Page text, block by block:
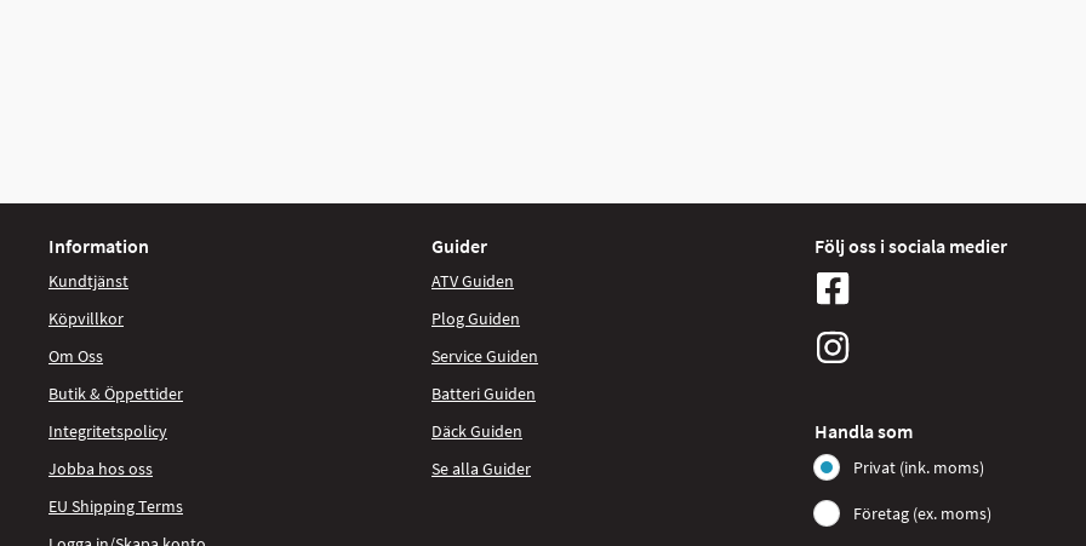
Information
Kundtjänst
Köpvillkor
Om Oss
Butik & Öppettider
Integritetspolicy
Jobba hos oss
EU Shipping Terms
Guider
ATV Guiden
Plog Guiden
Service Guiden
Batteri Guiden
Däck Guiden
Se alla Guider
Följ oss i sociala medier
Handla som
Privat (ink. moms)
Företag (ex. moms)